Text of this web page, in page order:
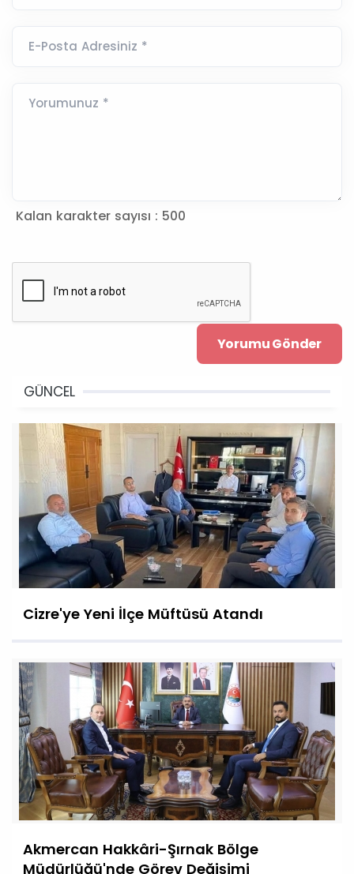
E-Posta Adresiniz *
Kalan karakter sayısı : 500
Yorumunuz *
GÜNCEL
Cizre'ye Yeni İlçe Müftüsü Atandı
Akmercan Hakkâri-Şırnak Bölge
Müdürlüğü'nde Görev Değişimi